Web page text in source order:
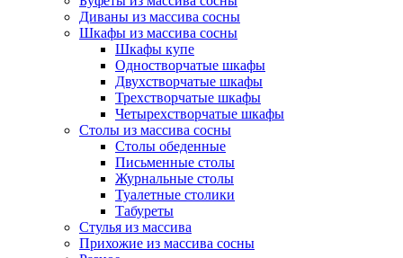
Диваны из массива сосны
Шкафы из массива сосны
Шкафы купе
Одностворчатые шкафы
Двухстворчатые шкафы
Трехстворчатые шкафы
Четырехстворчатые шкафы
Столы из массива сосны
Столы обеденные
Письменные столы
Журнальные столы
Туалетные столики
Табуреты
Стулья из массива
Прихожие из массива сосны